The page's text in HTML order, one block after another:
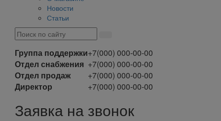
Новости
Статьи
Группа поддержки+7(000) 000-00-00
Отдел снабжения +7(000) 000-00-00
Отдел продаж
+7(000) 000-00-00
Директор
+7(000) 000-00-00
Заявка на звонок